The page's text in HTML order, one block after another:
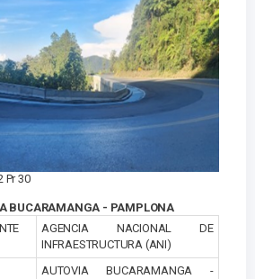
Pr 30
BUCARAMANGA - PAMPLONA
AGENCIA NACIONAL DE
INFRAESTRUCTURA (ANI)
AUTOVIA BUCARAMANGA -